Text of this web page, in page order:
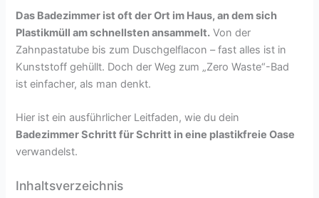
Das Badezimmer ist oft der Ort im Haus, an dem sich
Plastikmüll am schnellsten ansammelt. Von der
Zahnpastatube bis zum Duschgelflacon – fast alles ist in
Kunststoff gehüllt. Doch der Weg zum „Zero Waste“-Bad
ist einfacher, als man denkt.
Hier ist ein ausführlicher Leitfaden, wie du dein
Badezimmer Schritt für Schritt in eine plastikfreie Oase
verwandelst.
Inhaltsverzeichnis